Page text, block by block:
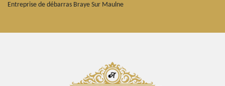
Entreprise de débarras Braye Sur Maulne